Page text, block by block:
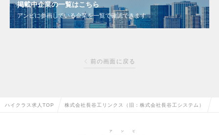
掲載中企業の一覧はこちら
アンビに参画している企業を一覧で確認できます
前の画面に戻る
ハイクラス求人TOP 株式会社長谷工リンクス（旧：株式会社長谷工システム）